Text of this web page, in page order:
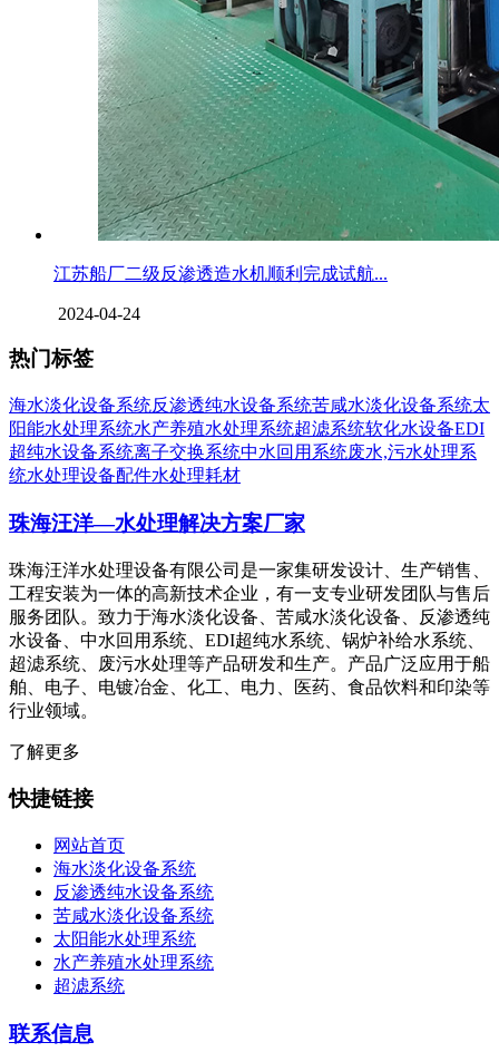
江苏船厂二级反渗透造水机顺利完成试航...
2024-04-24
热门标签
海水淡化设备系统反渗透纯水设备系统苦咸水淡化设备系统太
阳能水处理系统水产养殖水处理系统超滤系统软化水设备EDI
超纯水设备系统离子交换系统中水回用系统废水,污水处理系
统水处理设备配件水处理耗材
珠海汪洋—水处理解决方案厂家
珠海汪洋水处理设备有限公司是一家集研发设计、生产销售、
工程安装为一体的高新技术企业，有一支专业研发团队与售后
服务团队。致力于海水淡化设备、苦咸水淡化设备、反渗透纯
水设备、中水回用系统、EDI超纯水系统、锅炉补给水系统、
超滤系统、废污水处理等产品研发和生产。产品广泛应用于船
舶、电子、电镀冶金、化工、电力、医药、食品饮料和印染等
行业领域。
了解更多
快捷链接
网站首页
海水淡化设备系统
反渗透纯水设备系统
苦咸水淡化设备系统
太阳能水处理系统
水产养殖水处理系统
超滤系统
联系信息